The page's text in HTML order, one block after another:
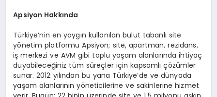
Apsiyon Hakkında
Türkiye’nin en yaygın kullanılan bulut tabanlı site
yönetim platformu Apsiyon; site, apartman, rezidans,
iş merkezi ve AVM gibi toplu yaşam alanlarında ihtiyaç
duyabileceğiniz tüm süreçler için kapsamlı çözümler
sunar. 2012 yılından bu yana Türkiye’de ve dünyada
yaşam alanlarının yöneticilerine ve sakinlerine hizmet